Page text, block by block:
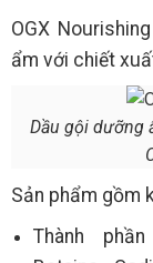
OGX
ẩm với chiết
Dầu gội dưỡng
Sản phẩm gồm
Thành